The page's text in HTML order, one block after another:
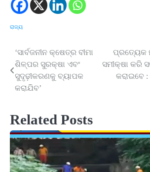
ରାଜ୍ୟ
Post
navigation
‘ସାର୍ବଜନୀନ କ୍ଷେତ୍ର ବୀମା
ଶିଳ୍ପର ସୁରକ୍ଷା ଏବଂ
ସୁଦୃଢ଼ୀକରଣକୁ ବ୍ୟାପକ
କରାଯିବ’
ପ୍ରତ୍ୟେକ
ସମୀକ୍ଷା କରି
କରାଇବେ
Related Posts